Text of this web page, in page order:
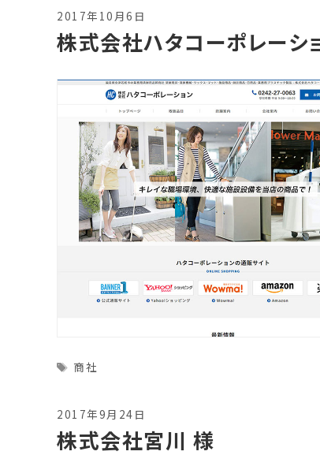
2017年10月6日
株式会社ハタコーポレーシ
Tags
商社
2017年9月24日
株式会社宮川 様